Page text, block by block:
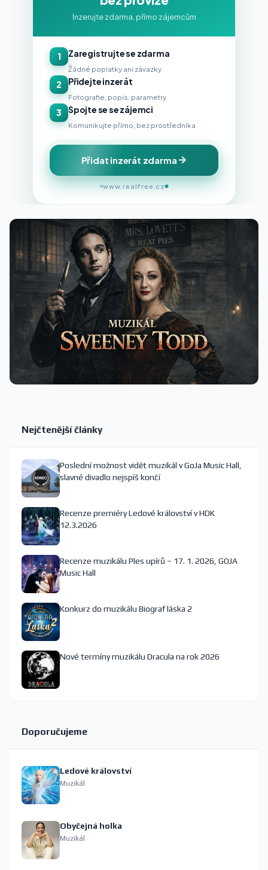
Inzerujte zdarma, přímo zájemcům
1 Zaregistrujte se zdarma
Žádné poplatky ani závazky
2 Přidejte inzerát
Fotografie, popis, parametry
3 Spojte se se zájemci
Komunikujte přímo, bez prostředníka
Přidat inzerát zdarma
www.realfree.cz
Nejčtenější články
Poslední možnost vidět muzikál v GoJa Music Hall,
slavné divadlo nejspíš končí
Recenze premiéry Ledové království v HDK
12.3.2026
Recenze muzikálu Ples upírů – 17. 1. 2026, GOJA
Music Hall
Konkurz do muzikálu Biograf láska 2
Nové termíny muzikálu Dracula na rok 2026
Doporučujeme
Ledové království
Muzikál
Obyčejná holka
Muzikál